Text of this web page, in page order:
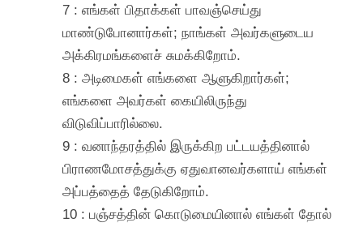
7 : எங்கள் பிதாக்கள் பாவஞ்செய்து
மாண்டுபோனார்கள்; நாங்கள் அவர்களுடைய
அக்கிரமங்களைச் சுமக்கிறோம்.
8 : அடிமைகள் எங்களை ஆளுகிறார்கள்;
எங்களை அவர்கள் கையிலிருந்து
விடுவிப்பாரில்லை.
9 : வனாந்தரத்தில் இருக்கிற பட்டயத்தினால்
பிராணமோசத்துக்கு ஏதுவானவர்களாய் எங்கள்
அப்பத்தைத் தேடுகிறோம்.
10 : பஞ்சத்தின் கொடுமையினால் எங்கள் தோல்